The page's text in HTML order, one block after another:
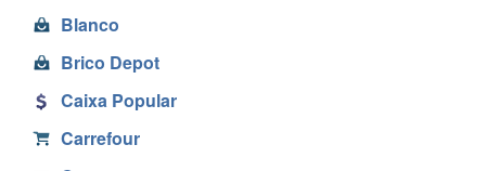
Blanco
Brico Depot
Caixa Popular
Carrefour